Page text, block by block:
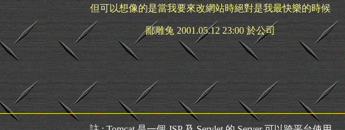
但可以想像的是當我要來改網站時絕對是我最快樂的時候
鄙雕兔 2001.05.12 23:00 於公司